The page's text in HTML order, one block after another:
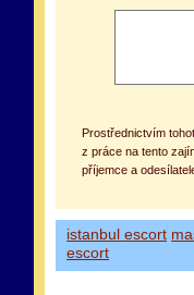
Prostřednictvím
z práce na tento
příjemce a
istanbul escort
escort